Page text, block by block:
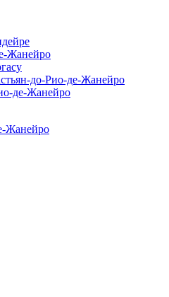
Жанейро
до-Рио-де-Жанейро
де-Жанейро
Жанейро